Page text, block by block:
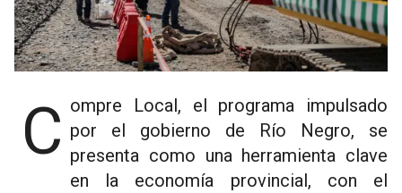
Compre Local, el programa impulsado por el gobierno de Río Negro, se
presenta como una herramienta clave
en la economía provincial, con el